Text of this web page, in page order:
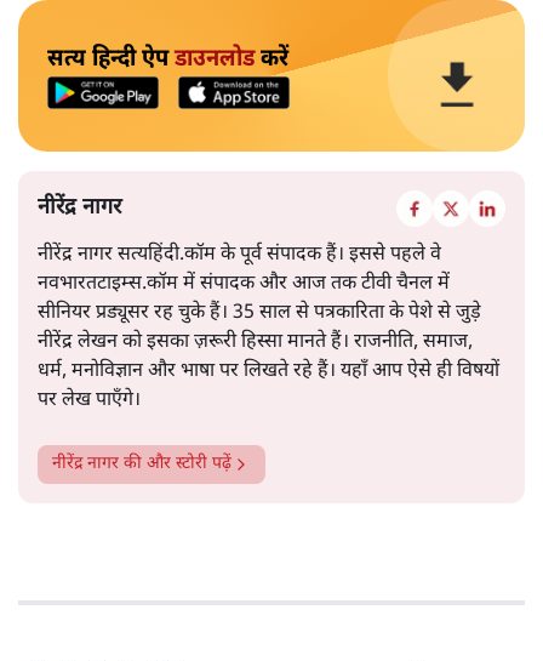
सत्य हिन्दी ऐपडाउनलोडकरें
नीरेंद्र नागर
नीरेंद्र नागर सत्यहिंदी.कॉम के पूर्व संपादक हैं। इससे पहले वे
नवभारतटाइम्स.कॉम में संपादक और आज तक टीवी चैनल में
सीनियर प्रड्यूसर रह चुके हैं। 35 साल से पत्रकारिता के पेशे से जुड़े
नीरेंद्र लेखन को इसका ज़रूरी हिस्सा मानते हैं। राजनीति, समाज,
धर्म, मनोविज्ञान और भाषा पर लिखते रहे हैं। यहाँ आप ऐसे ही विषयों
पर लेख पाएँगे।
नीरेंद्र नागर की और स्टोरी पढ़ें